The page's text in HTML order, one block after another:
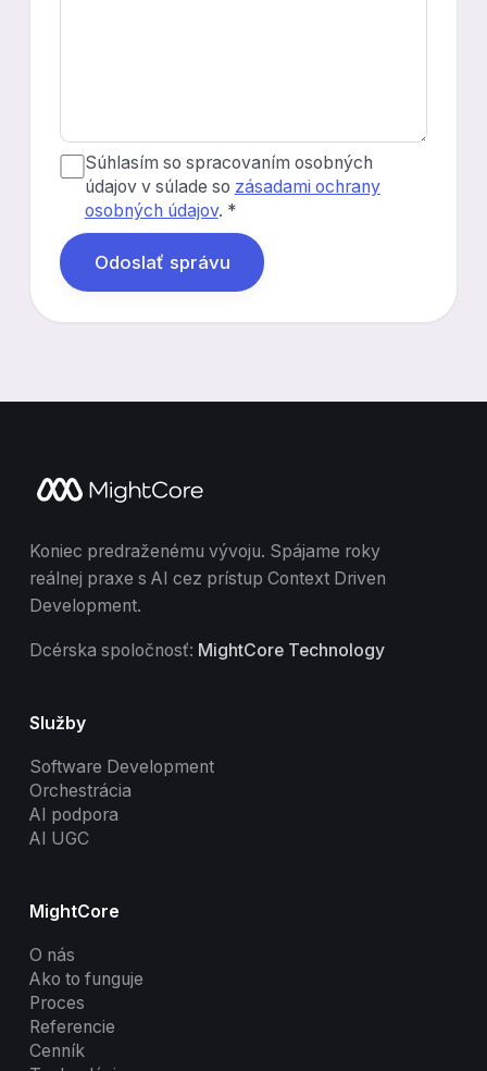
Súhlasím so spracovaním osobných
údajov v súlade so zásadami ochrany
osobných údajov. *
Odoslať správu
Koniec predraženému vývoju. Spájame roky
reálnej praxe s AI cez prístup Context Driven
Development.
Dcérska spoločnosť: MightCore Technology
Služby
Software Development
Orchestrácia
AI podpora
AI UGC
MightCore
O nás
Ako to funguje
Proces
Referencie
Cenník